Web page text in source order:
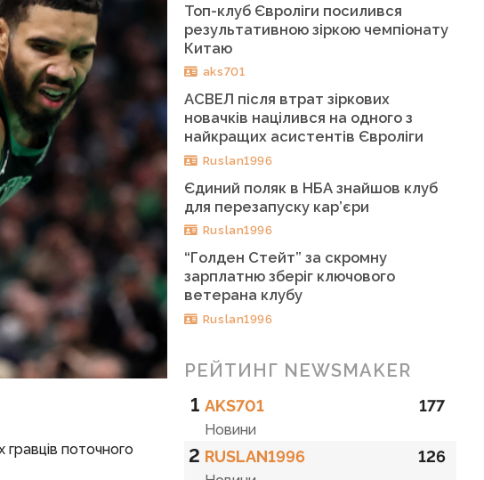
гравців поточного
Топ-клуб Євроліги посилився
результативною зіркою чемпіонату
Китаю
aks701
АСВЕЛ після втрат зіркових
новачків націлився на одного з
найкращих асистентів Євроліги
Ruslan1996
Єдиний поляк в НБА знайшов клуб
для перезапуску кар’єри
Ruslan1996
“Голден Стейт” за скромну
зарплатню зберіг ключового
ветерана клубу
Ruslan1996
РЕЙТИНГ NEWSMAKER
1 AKS701
Новини
177
2 RUSLAN1996 126